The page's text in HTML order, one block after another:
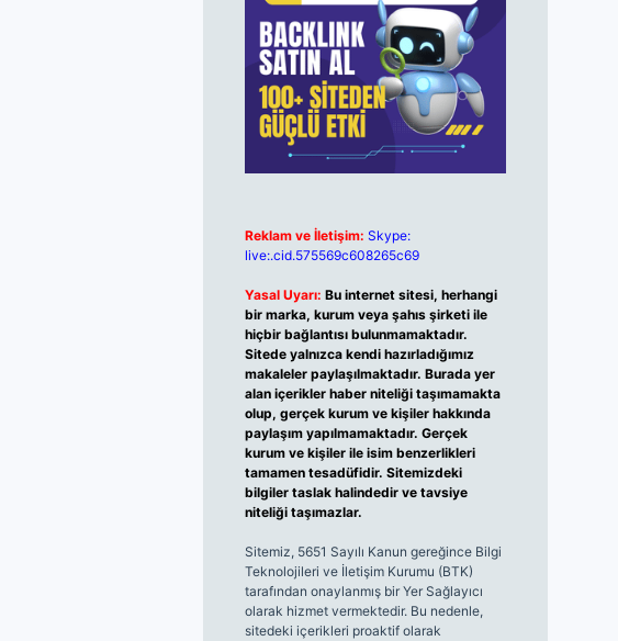
Reklam ve İletişim: Skype:
live:.cid.575569c608265c69
Yasal Uyarı: Bu internet sitesi, herhangi
bir marka, kurum veya şahıs şirketi ile
hiçbir bağlantısı bulunmamaktadır.
Sitede yalnızca kendi hazırladığımız
makaleler paylaşılmaktadır. Burada yer
alan içerikler haber niteliği taşımamakta
olup, gerçek kurum ve kişiler hakkında
paylaşım yapılmamaktadır. Gerçek
kurum ve kişiler ile isim benzerlikleri
tamamen tesadüfidir. Sitemizdeki
bilgiler taslak halindedir ve tavsiye
niteliği taşımazlar.
Sitemiz, 5651 Sayılı Kanun gereğince Bilgi
Teknolojileri ve İletişim Kurumu (BTK)
tarafından onaylanmış bir Yer Sağlayıcı
olarak hizmet vermektedir. Bu nedenle,
sitedeki içerikleri proaktif olarak